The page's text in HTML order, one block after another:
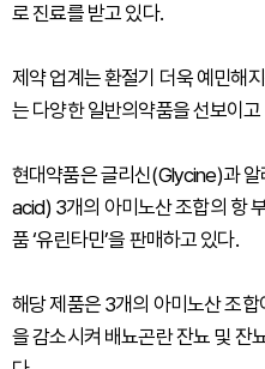
로 진료를 받고 있다.
제약 업계는 환절기 더욱 예민해
는 다양한 일반의약품을 선보이고
현대약품은 글리신(Glycine)과
acid) 3개의 아미노산 조합의 항
품 ‘유린타민’을 판매하고 있다.
해당 제품은 3개의 아미노산 조
을 감소시켜 배뇨곤란 잔뇨 및 잔